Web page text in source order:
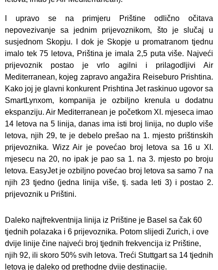
I upravo se na primjeru Prištine odlično očitava
nepovezivanje sa jednim prijevoznikom, što je slučaj u
susjednom Skopju. I dok je Skopje u promatranom tjednu
imalo tek 75 letova, Priština je imala 2,5 puta više. Najveći
prijevoznik postao je vrlo agilni i prilagodljivi Air
Mediterranean, kojeg zapravo angažira Reiseburo Prishtina.
Kako joj je glavni konkurent Prishtina Jet raskinuo ugovor sa
SmartLynxom, kompanija je ozbiljno krenula u dodatnu
ekspanziju. Air Mediterranean je početkom XI. mjeseca imao
14 letova na 5 linija, danas ima isti broj linija, no duplo više
letova, njih 29, te je debelo prešao na 1. mjesto prištinskih
prijevoznika. Wizz Air je povećao broj letova sa 16 u XI.
mjesecu na 20, no ipak je pao sa 1. na 3. mjesto po broju
letova. EasyJet je ozbiljno povećao broj letova sa samo 7 na
njih 23 tjedno (jedna linija više, tj. sada leti 3) i postao 2.
prijevoznik u Prištini.
Daleko najfrekventnija linija iz Prištine je Basel sa čak 60
tjednih polazaka i 6 prijevoznika. Potom slijedi Zurich, i ove
dvije linije čine najveći broj tjednih frekvencija iz Prištine,
njih 92, ili skoro 50% svih letova. Treći Stuttgart sa 14 tjednih
letova je daleko od prethodne dvije destinacije.